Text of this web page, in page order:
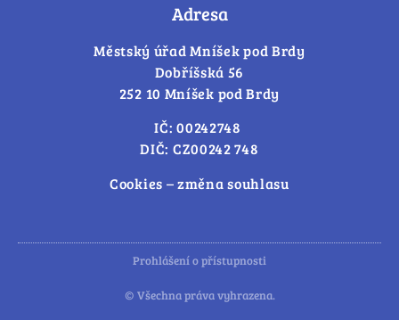
Adresa
Městský úřad Mníšek pod Brdy
Dobříšská 56
252 10 Mníšek pod Brdy
IČ: 00242748
DIČ: CZ00242 748
Cookies – změna souhlasu
Prohlášení o přístupnosti
© Všechna práva vyhrazena.